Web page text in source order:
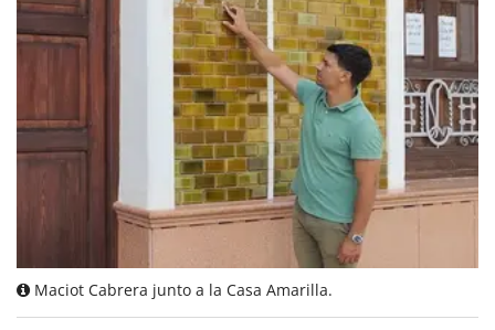
Maciot Cabrera junto a la Casa Amarilla.